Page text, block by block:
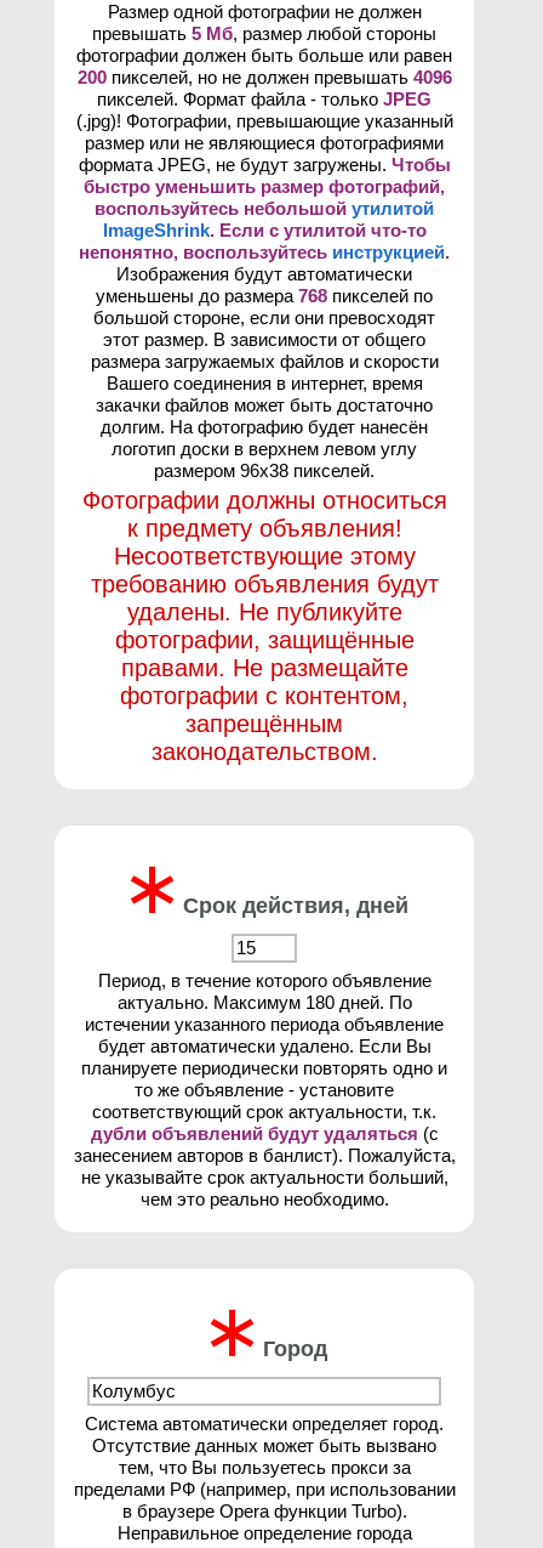
Размер одной фотографии не должен
превышать 5 Мб, размер любой стороны
фотографии должен быть больше или равен
200пикселей, но не должен превышать 4096
пикселей. Формат файла - только JPEG
(.jpg)! Фотографии, превышающие указанный
размер или не являющиеся фотографиями
формата JPEG, не будут загружены. Чтобы
быстро уменьшить размер фотографий,
воспользуйтесь небольшой утилитой
ImageShrink. Если с утилитой что-то
непонятно, воспользуйтесь инструкцией.
Изображения будут автоматически
уменьшены до размера 768 пикселей по
большой стороне, если они превосходят
этот размер. В зависимости от общего
размера загружаемых файлов и скорости
Вашего соединения в интернет, время
закачки файлов может быть достаточно
долгим. На фотографию будет нанесён
логотип доски в верхнем левом углу
размером 96х38 пикселей.
Фотографии должны относиться
к предмету объявления!
Несоответствующие этому
требованию объявления будут
удалены. Не публикуйте
фотографии, защищённые
правами. Не размещайте
фотографии с контентом,
запрещённым
законодательством.
∗ Срок действия, дней
Период, в течение которого объявление
актуально. Максимум 180 дней. По
истечении указанного периода объявление
будет автоматически удалено. Если Вы
планируете периодически повторять одно и
то же объявление - установите
соответствующий срок актуальности, т.к.
дубли объявлений будут удаляться (с
занесением авторов в банлист). Пожалуйста,
не указывайте срок актуальности больший,
чем это реально необходимо.
∗ Город
Система автоматически определяет город.
Отсутствие данных может быть вызвано
тем, что Вы пользуетесь прокси за
пределами РФ (например, при использовании
в браузере Opera функции Turbo).
Неправильное определение города